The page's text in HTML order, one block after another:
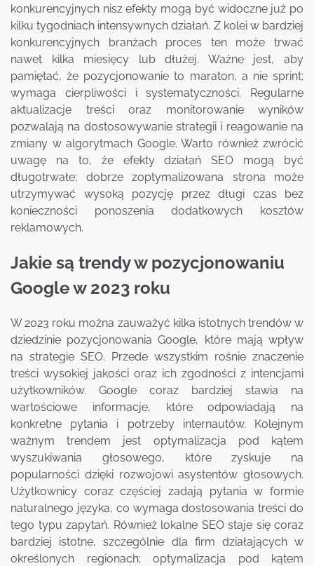
konkurencyjnych nisz efekty mogą być widoczne już po
kilku tygodniach intensywnych działań. Z kolei w bardziej
konkurencyjnych branżach proces ten może trwać
nawet kilka miesięcy lub dłużej. Ważne jest, aby
pamiętać, że pozycjonowanie to maraton, a nie sprint;
wymaga cierpliwości i systematyczności. Regularne
aktualizacje treści oraz monitorowanie wyników
pozwalają na dostosowywanie strategii i reagowanie na
zmiany w algorytmach Google. Warto również zwrócić
uwagę na to, że efekty działań SEO mogą być
długotrwałe; dobrze zoptymalizowana strona może
utrzymywać wysoką pozycję przez długi czas bez
konieczności ponoszenia dodatkowych kosztów
reklamowych.
Jakie są trendy w pozycjonowaniu
Google w 2023 roku
W 2023 roku można zauważyć kilka istotnych trendów w
dziedzinie pozycjonowania Google, które mają wpływ
na strategie SEO. Przede wszystkim rośnie znaczenie
treści wysokiej jakości oraz ich zgodności z intencjami
użytkowników. Google coraz bardziej stawia na
wartościowe informacje, które odpowiadają na
konkretne pytania i potrzeby internautów. Kolejnym
ważnym trendem jest optymalizacja pod kątem
wyszukiwania głosowego, które zyskuje na
popularności dzięki rozwojowi asystentów głosowych.
Użytkownicy coraz częściej zadają pytania w formie
naturalnego języka, co wymaga dostosowania treści do
tego typu zapytań. Również lokalne SEO staje się coraz
bardziej istotne, szczególnie dla firm działających w
określonych regionach; optymalizacja pod kątem